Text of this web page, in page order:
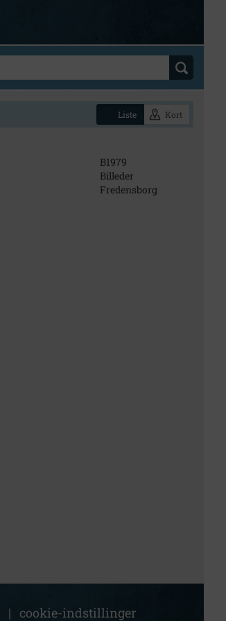
Liste Kort
B1979
Billeder
Fredensborg
| cookie-indstillinger